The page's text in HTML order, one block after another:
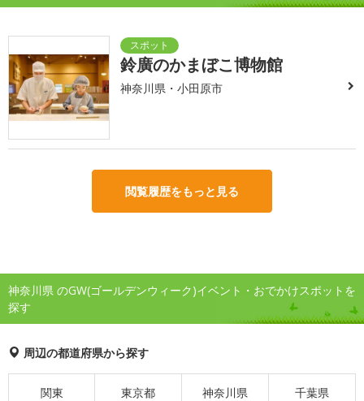
鈴廣のかまぼこ博物館
神奈川県・小田原市
閲覧履歴をもっと見る
神奈川県 のGW(ゴールデンウィーク)イベント・おでかけスポットを
探す
周辺の都道府県から探す
関東 東京都 神奈川県 千葉県